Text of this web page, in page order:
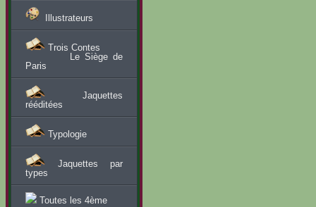
Illustrateurs
Trois Contes
Le Siège de
Paris
Jaquettes
rééditées
Typologie
Jaquettes par
types
Toutes les 4ème